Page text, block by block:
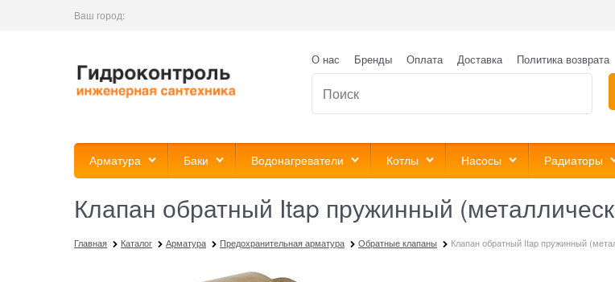
Ваш город:
О нас Бренды Оплата Доставка Политика возврата
Арматура Баки Водонагреватели Котлы Насосы Радиаторы
Клапан обратный Itap пружинный
Главная Каталог Арматура Предохранительная арматура Обратные клапаны Клапан обратный Itap пружинный